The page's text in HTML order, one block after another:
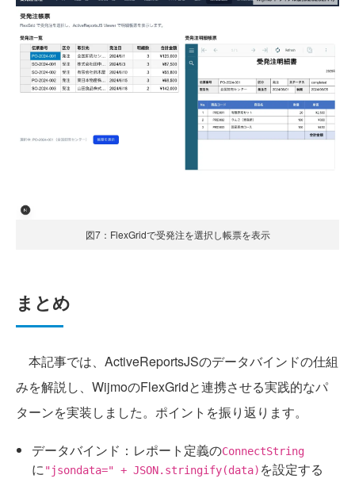
図7：FlexGridで受発注を選択し帳票を表示
まとめ
本記事では、ActiveReportsJSのデータバインドの仕組
みを解説し、WijmoのFlexGridと連携させる実践的なパ
ターンを実装しました。ポイントを振り返ります。
データバインド：レポート定義のConnectString
に"jsondata=" + JSON.stringify(data) を設定する